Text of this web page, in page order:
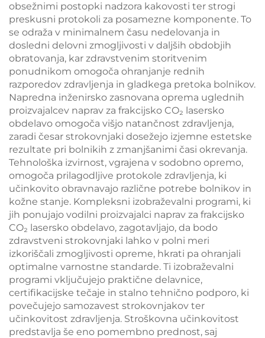
obsežnimi postopki nadzora kakovosti ter strogi
preskusni protokoli za posamezne komponente. To
se odraža v minimalnem času nedelovanja in
dosledni delovni zmogljivosti v daljših obdobjih
obratovanja, kar zdravstvenim storitvenim
ponudnikom omogoča ohranjanje rednih
razporedov zdravljenja in gladkega pretoka bolnikov.
Napredna inženirsko zasnovana oprema uglednih
proizvajalcev naprav za frakcijsko CO₂ lasersko
obdelavo omogoča višjo natančnost zdravljenja,
zaradi česar strokovnjaki dosežejo izjemne estetske
rezultate pri bolnikih z zmanjšanimi časi okrevanja.
Tehnološka izvirnost, vgrajena v sodobno opremo,
omogoča prilagodljive protokole zdravljenja, ki
učinkovito obravnavajo različne potrebe bolnikov in
kožne stanje. Kompleksni izobraževalni programi, ki
jih ponujajo vodilni proizvajalci naprav za frakcijsko
CO₂ lasersko obdelavo, zagotavljajo, da bodo
zdravstveni strokovnjaki lahko v polni meri
izkoriščali zmogljivosti opreme, hkrati pa ohranjali
optimalne varnostne standarde. Ti izobraževalni
programi vključujejo praktične delavnice,
certifikacijske tečaje in stalno tehnično podporo, ki
povečujejo samozavest strokovnjakov ter
učinkovitost zdravljenja. Stroškovna učinkovitost
predstavlja še eno pomembno prednost, saj